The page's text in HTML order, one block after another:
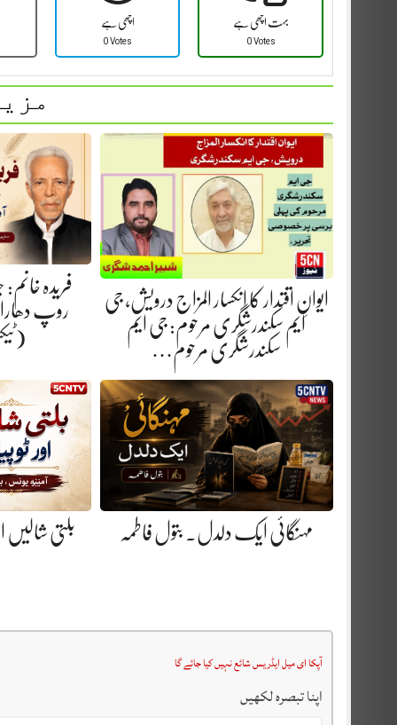
اچھی ہے
0 Votes
بہت اچھی ہے
0 Votes
ایوانِ اقتدار کا انکسار المزاج درویش، جی
ایم سکندرشگری مرحوم: جی ایم
سکندرشگری مرحوم…
فریدہ
روپ
مہنگائی ایک دلدل. بتول فاطمہ بلتی شالیں
آپکا ای میل ایڈریس شائع نہیں کیا جائے گا
اپنا تبصرہ لکھیں